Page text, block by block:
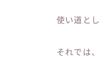
使い道と
それでは